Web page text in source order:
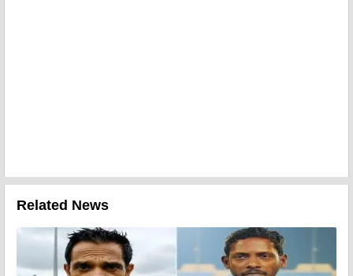
Related News